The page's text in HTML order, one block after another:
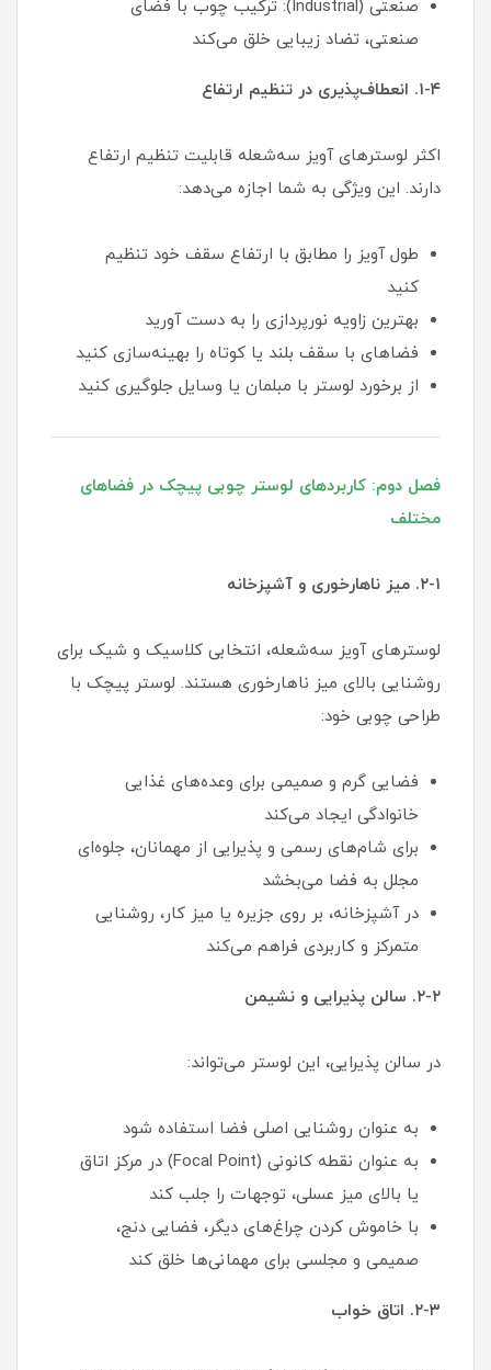
صنعتی (Industrial): ترکیب چوب با فضای
صنعتی، تضاد زیبایی خلق می‌کند
۱-۴. انعطاف‌پذیری در تنظیم ارتفاع
اکثر لوسترهای آویز سه‌شعله قابلیت تنظیم ارتفاع
دارند. این ویژگی به شما اجازه می‌دهد:
طول آویز را مطابق با ارتفاع سقف خود تنظیم
کنید
بهترین زاویه نورپردازی را به دست آورید
فضاهای با سقف بلند یا کوتاه را بهینه‌سازی کنید
از برخورد لوستر با مبلمان یا وسایل جلوگیری کنید
فصل دوم: کاربردهای لوستر چوبی پیچک در فضاهای
مختلف
۲-۱. میز ناهارخوری و آشپزخانه
لوسترهای آویز سه‌شعله، انتخابی کلاسیک و شیک برای
روشنایی بالای میز ناهارخوری هستند. لوستر پیچک با
طراحی چوبی خود:
فضایی گرم و صمیمی برای وعده‌های غذایی
خانوادگی ایجاد می‌کند
برای شام‌های رسمی و پذیرایی از مهمانان، جلوه‌ای
مجلل به فضا می‌بخشد
در آشپزخانه، بر روی جزیره یا میز کار، روشنایی
متمرکز و کاربردی فراهم می‌کند
۲-۲. سالن پذیرایی و نشیمن
در سالن پذیرایی، این لوستر می‌تواند:
به عنوان روشنایی اصلی فضا استفاده شود
به عنوان نقطه کانونی (Focal Point) در مرکز اتاق
یا بالای میز عسلی، توجهات را جلب کند
با خاموش کردن چراغ‌های دیگر، فضایی دنج،
صمیمی و مجلسی برای مهمانی‌ها خلق کند
۲-۳. اتاق خواب